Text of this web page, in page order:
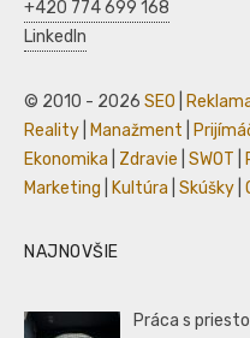
+420 774 699 168
LinkedIn
© 2010 - 2026 SEO
Reality
Manažment
Ekonomika
Zdravie SWOT
Marketing
Kultúra Skúšky
NAJNOVŠIE
Práca s